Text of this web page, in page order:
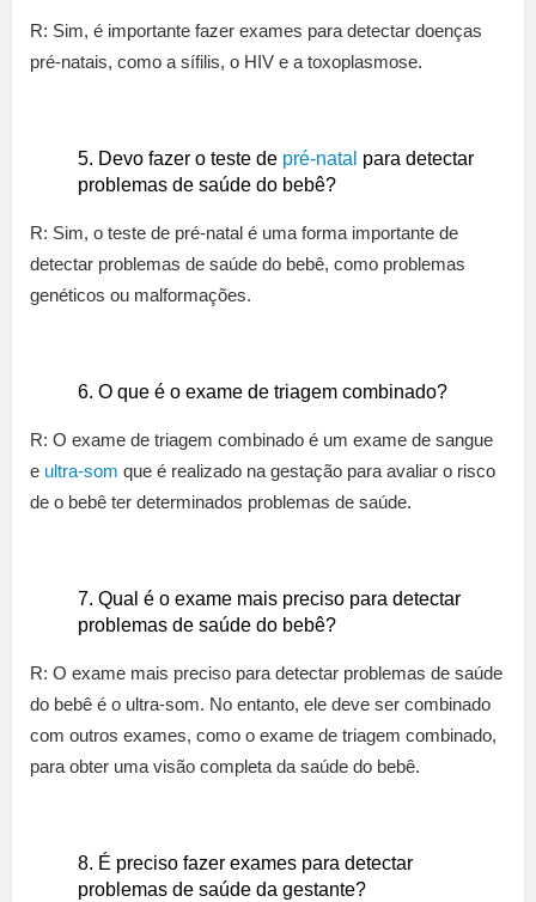
R: Sim, é importante fazer exames para detectar doenças
pré-natais, como a sífilis, o HIV e a toxoplasmose.
Devo fazer o teste de pré-natal para detectar
problemas de saúde do bebê?
R: Sim, o teste de pré-natal é uma forma importante de
detectar problemas de saúde do bebê, como problemas
genéticos ou malformações.
O que é o exame de triagem combinado?
R: O exame de triagem combinado é um exame de sangue
e ultra-som que é realizado na gestação para avaliar o risco
de o bebê ter determinados problemas de saúde.
Qual é o exame mais preciso para detectar
problemas de saúde do bebê?
R: O exame mais preciso para detectar problemas de saúde
do bebê é o ultra-som. No entanto, ele deve ser combinado
com outros exames, como o exame de triagem combinado,
para obter uma visão completa da saúde do bebê.
É preciso fazer exames para detectar
problemas de saúde da gestante?